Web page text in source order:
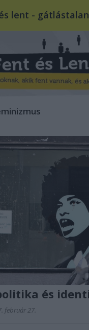
és
február 27.